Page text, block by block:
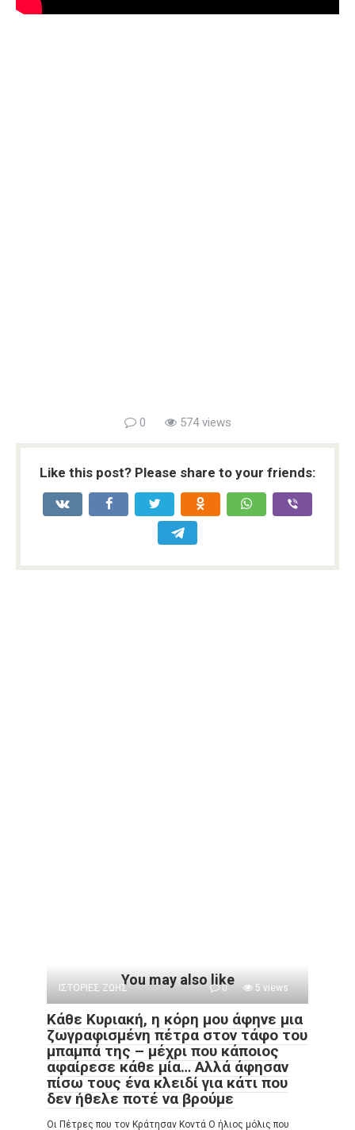
0 574 views
Like this post? Please share to your friends:
You may also like
ΙΣΤΟΡΙΕΣ ΖΩΗΣ 0 5 views
Κάθε Κυριακή, η κόρη μου άφηνε μια
ζωγραφισμένη πέτρα στον τάφο του
μπαμπά της – μέχρι που κάποιος
αφαίρεσε κάθε μία… Αλλά άφησαν
πίσω τους ένα κλειδί για κάτι που
δεν ήθελε ποτέ να βρούμε
Οι Πέτρες που τον Κράτησαν Κοντά Ο ήλιος μόλις που